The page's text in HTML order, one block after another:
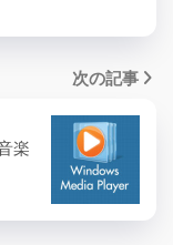
次の記事
楽